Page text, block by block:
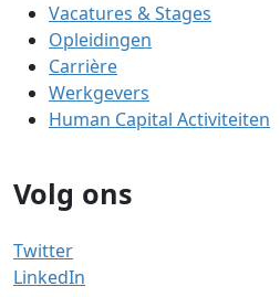
Vacatures & Stages
Opleidingen
Carrière
Werkgevers
Human Capital Activiteiten
Volg ons
Twitter
LinkedIn